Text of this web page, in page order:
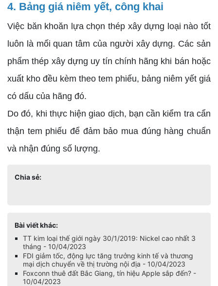
4. Bảng giá niêm yết, công khai
Việc băn khoăn lựa chọn thép xây dựng loại nào tốt
luôn là mối quan tâm của người xây dựng. Các sản
phẩm thép xây dựng uy tín chính hãng khi bán hoặc
xuất kho đều kèm theo tem phiếu, bảng niêm yết giá
có dấu của hãng đó.
Do đó, khi thực hiện giao dịch, bạn cần kiểm tra cẩn
thận tem phiếu để đảm bảo mua đúng hàng chuẩn
và nhận đúng số lượng.
Chia sẻ:
Bài viết khác:
TT kim loại thế giới ngày 30/1/2019: Nickel cao nhất 3
tháng - 10/04/2023
FDI giảm tốc, động lực tăng trưởng kinh tế và thương
mại dịch chuyển về thị trường nội địa - 10/04/2023
Foxconn thuê đất Bắc Giang, tín hiệu Apple sắp đến? -
10/04/2023